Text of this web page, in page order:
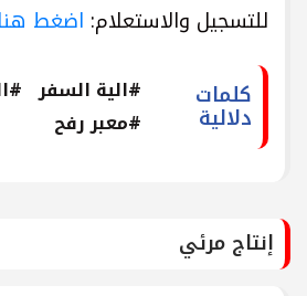
للتسجيل والاستعلام: اضغط هنا
كلمات
دلالية
#الية السفر
#معبر رفح
إنتاج مرئي